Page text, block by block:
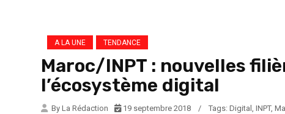
A LA UNE TENDANCE
Maroc/INPT : nouvelles
l’écosystème digital
By La Rédaction 19 septembre 2018 / Tags: Digital , INPT,